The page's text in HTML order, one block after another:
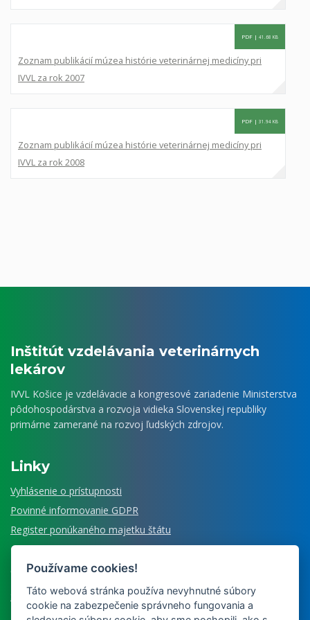
PDF | 41.68 KB
Zoznam publikácií múzea histórie veterinárnej medicíny pri
IVVL za rok 2007
PDF | 31.94 KB
Zoznam publikácií múzea histórie veterinárnej medicíny pri
IVVL za rok 2008
Inštitút vzdelávania veterinárnych
lekárov
IVVL Košice je vzdelávacie a kongresové zariadenie Ministerstva
pôdohospodárstva a rozvoja vidieka Slovenskej republiky
primárne zamerané na rozvoj ľudských zdrojov.
Linky
Vyhlásenie o prístupnosti
Povinné informovanie GDPR
Register ponúkaného majetku štátu
Čo ešte ponúkame
Senzorické laboratórium
Múzeum veterinárnej medicíny
Používame cookies!
Táto webová stránka používa nevyhnutné súbory
cookie na zabezpečenie správneho fungovania a